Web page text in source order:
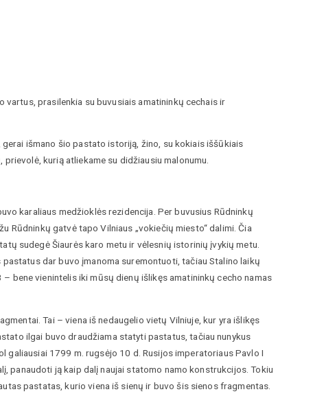
vartus, prasilenkia su buvusiais amatininkų cechais ir
išmano šio pastato istoriją, žino, su kokiais iššūkiais
kurią atliekame su didžiausiu malonumu.
karaliaus medžioklės rezidencija. Per buvusius Rūdninkų
Rūdninkų gatvė tapo Vilniaus „vokiečių miesto“ dalimi. Čia
sudegė Šiaurės karo metu ir vėlesnių istorinių įvykių metu.
dar buvo įmanoma suremontuoti, tačiau Stalino laikų
bene vienintelis iki mūsų dienų išlikęs amatininkų cecho namas
Tai – viena iš nedaugelio vietų Vilniuje, kur yra išlikęs
ilgai buvo draudžiama statyti pastatus, tačiau nunykus
galiausiai 1799 m. rugsėjo 10 d. Rusijos imperatoriaus Pavlo I
panaudoti ją kaip dalį naujai statomo namo konstrukcijos. Tokiu
pastatas, kurio viena iš sienų ir buvo šis sienos fragmentas.